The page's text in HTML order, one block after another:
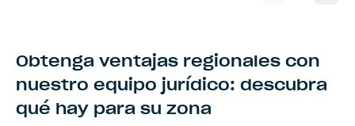
Obtenga ventajas regionales con
nuestro equipo jurídico: descubra
qué hay para su zona